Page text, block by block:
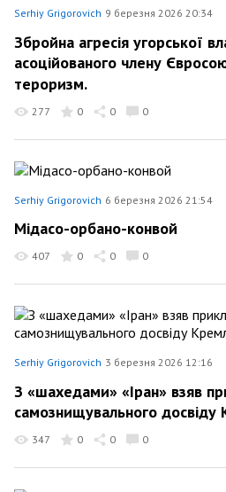
Serhiy Grigorovich 9 березня 2026 20:34
Збройна агресія угорської
асоційованого члену
тероризм.
277 0 0 0
Serhiy Grigorovich 6 березня 2026 21:54
Мідасо-орбано-конвой
407 0 0 0
Serhiy Grigorovich 3 березня 2026 12:16
З «шахедами» «Іран» взяв
самознищувального
347 0 0 0